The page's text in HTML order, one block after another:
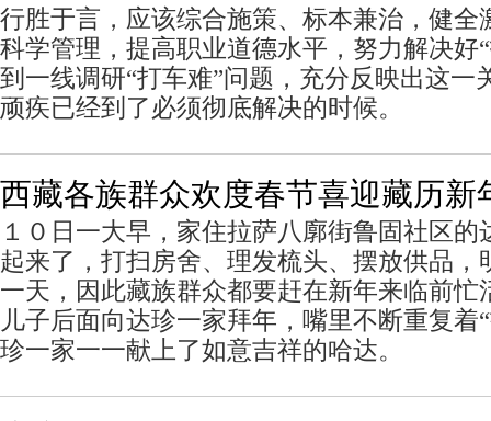
行胜于言，应该综合施策、标本兼治，健全
科学管理，提高职业道德水平，努力解决好
到一线调研“打车难”问题，充分反映出这一
顽疾已经到了必须彻底解决的时候。
西藏各族群众欢度春节喜迎藏历新
１０日一大早，家住拉萨八廓街鲁固社区
起来了，打扫房舍、理发梳头、摆放供品，
一天，因此藏族群众都要赶在新年来临前忙
儿子后面向达珍一家拜年，嘴里不断重复着
珍一家一一献上了如意吉祥的哈达。